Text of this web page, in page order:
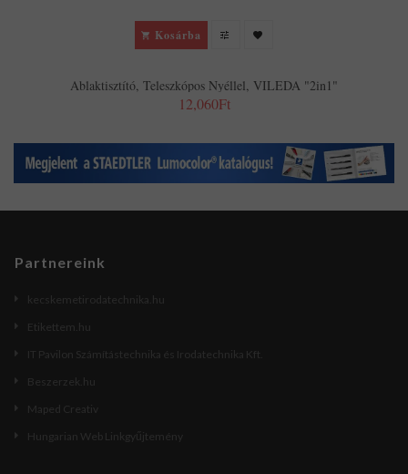
Kosárba
Ablaktisztító, Teleszkópos Nyéllel, VILEDA "2in1"
12,060Ft
Partnereink
kecskemetirodatechnika.hu
Etikettem.hu
IT Pavilon Számítástechnika és Irodatechnika Kft.
Beszerzek.hu
Maped Creativ
Hungarian Web Linkgyűjtemény